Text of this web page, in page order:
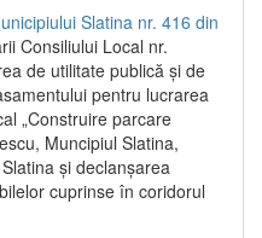
Slatina nr. 416 din
Consiliului Local nr.
de utilitate publică și de
pentru lucrarea
„Construire parcare
Muncipiul Slatina,
și declanșarea
cuprinse în coridorul